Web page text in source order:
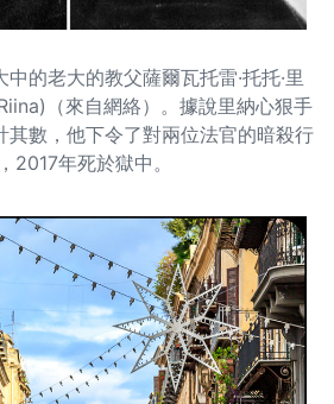
的老大的教父薩爾瓦托雷·托托·里
（來自網絡）。據說里納心狠手
其數，他下令了對兩位法官的暗殺行
2017年死於獄中。